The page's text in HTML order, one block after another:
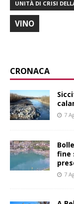
UNITÀ DI CRISI
VINO
CRONACA
7
fine
7